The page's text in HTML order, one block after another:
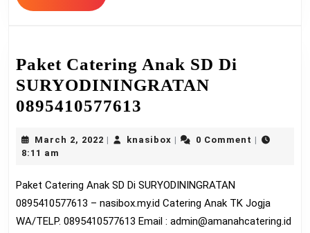
More
Paket Catering Anak SD Di
SURYODININGRATAN
0895410577613
Anak
Di
March 2, 2022 Marchknasiboxknasibox0 Comment
8:11 am
Paket Catering Anak SD Di SURYODININGRATAN
0895410577613 – nasibox.my.id Catering Anak TK Jogja
WA/TELP. 0895410577613 Email : admin@amanahcatering.id